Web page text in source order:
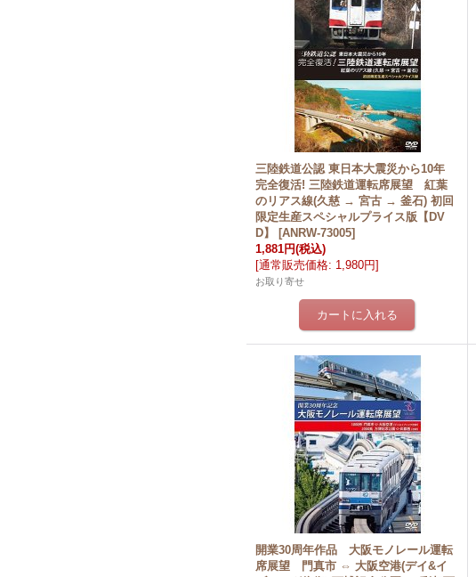
三陸鉄道公認 東日本大震災から10年
完全復活! 三陸鉄道運転席展望 紅葉
のリアス線(久慈 → 宮古 → 釜石) 初回
限定生産スペシャルプライス版【DV
D】
[ANRW-73005]
1,881円(税込)
[通常販売価格: 1,980円]
お取り寄せ
開業30周年作品 大阪モノレール運転
席展望 門真市 ⇔ 大阪空港(デイ&イ